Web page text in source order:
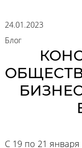
24.01.2023
Блог
С 19 по 21